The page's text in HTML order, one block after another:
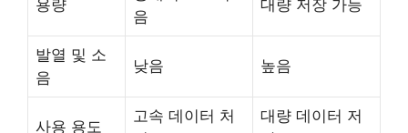
용량
음
대량 저장 가능
발열 및 소
음
낮음 높음
사용 용도
고속 데이터 처
대량 데이터 저